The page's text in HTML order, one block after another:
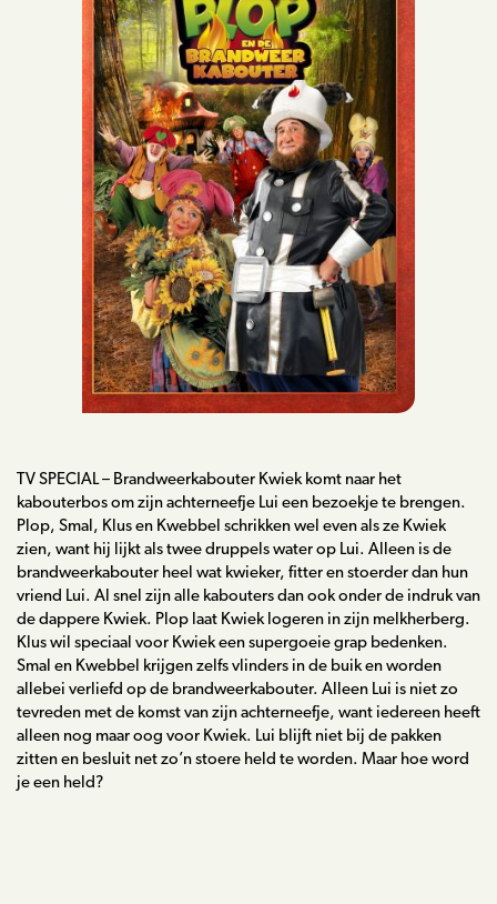
Boeken
Strips
Scenario’s
Webshop
Lezingen
Blog
Contact
TV SPECIAL – Brandweerkabouter Kwiek komt naar het
kabouterbos om zijn achterneefje Lui een bezoekje te brengen.
Plop, Smal, Klus en Kwebbel schrikken wel even als ze Kwiek
zien, want hij lijkt als twee druppels water op Lui. Alleen is de
brandweerkabouter heel wat kwieker, fitter en stoerder dan hun
vriend Lui. Al snel zijn alle kabouters dan ook onder de indruk van
de dappere Kwiek. Plop laat Kwiek logeren in zijn melkherberg.
Klus wil speciaal voor Kwiek een supergoeie grap bedenken.
Smal en Kwebbel krijgen zelfs vlinders in de buik en worden
allebei verliefd op de brandweerkabouter. Alleen Lui is niet zo
tevreden met de komst van zijn achterneefje, want iedereen heeft
alleen nog maar oog voor Kwiek. Lui blijft niet bij de pakken
zitten en besluit net zo’n stoere held te worden. Maar hoe word
je een held?